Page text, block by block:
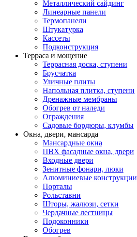
Металлический сайдинг
Линеарные панели
Термопанели
Штукатурка
Кассеты
Подконструкция
Терраса и мощение
Террасная доска, ступени
Брусчатка
Уличные плиты
Напольная плитка, ступени
Дренажные мембраны
Обогрев от наледи
Ограждения
Садовые бордюры, клумбы
Окна, двери, мансарда
Мансардные окна
ПВХ фасадные окна, двери
Входные двери
Зенитные фонари, люки
Алюминиевые конструкции
Порталы
Рольставни
Шторы, жалюзи, сетки
Чердачные лестницы
Подоконники
Обогрев